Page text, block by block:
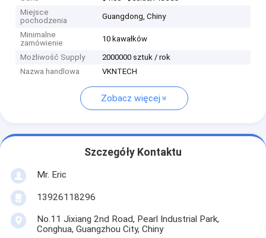
Miejsce
pochodzenia
Guangdong, Chiny
Minimalne
zamówienie
10 kawałków
Możliwość Supply
2000000 sztuk / rok
Nazwa handlowa
VKNTECH
Zobacz więcej
Szczegóły Kontaktu
Mr. Eric
13926118296
No.11 Jixiang 2nd Road, Pearl Industrial Park,
Conghua, Guangzhou City, Chiny